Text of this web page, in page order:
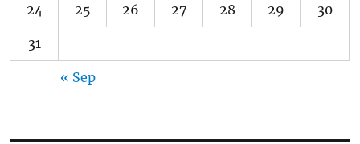
24 25 26 27 28 29 30
31
« Sep